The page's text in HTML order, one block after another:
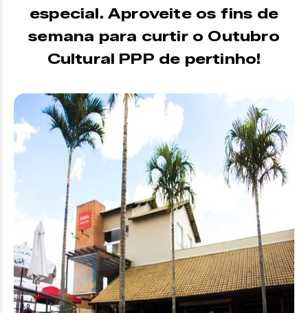
especial. Aproveite os fins de
semana para curtir o Outubro
Cultural PPP de pertinho!